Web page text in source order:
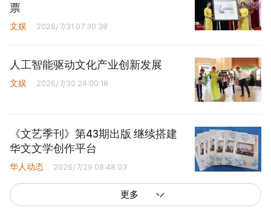
票
文娱 2026/7/31 07:30:38
人工智能驱动文化产业创新发展
文娱 2026/7/30 24:00:18
《文艺季刊》第43期出版 继续搭建
华文文学创作平台
华人动态 2026/7/29 08:48:03
更多